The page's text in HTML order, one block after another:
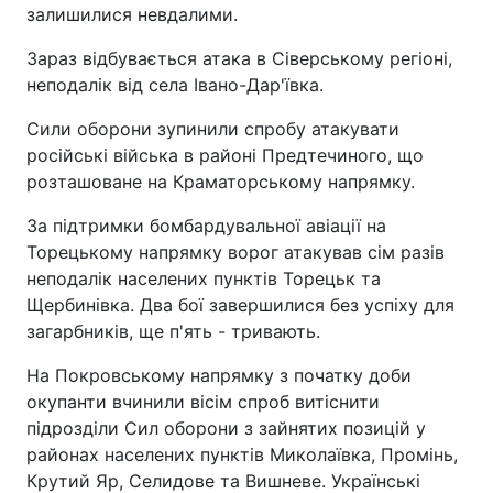
залишилися невдалими.
Зараз відбувається атака в Сіверському регіоні,
неподалік від села Івано-Дар'ївка.
Сили оборони зупинили спробу атакувати
російські війська в районі Предтечиного, що
розташоване на Краматорському напрямку.
За підтримки бомбардувальної авіації на
Торецькому напрямку ворог атакував сім разів
неподалік населених пунктів Торецьк та
Щербинівка. Два бої завершилися без успіху для
загарбників, ще п'ять - тривають.
На Покровському напрямку з початку доби
окупанти вчинили вісім спроб витіснити
підрозділи Сил оборони з зайнятих позицій у
районах населених пунктів Миколаївка, Промінь,
Крутий Яр, Селидове та Вишневе. Українські